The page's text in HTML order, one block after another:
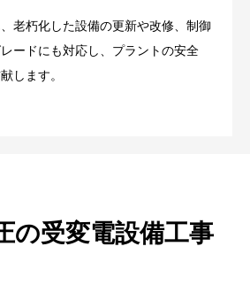
老朽化した設備の更新や改修、制御
ードにも対応し、プラントの安全
します。
の受変電設備工事